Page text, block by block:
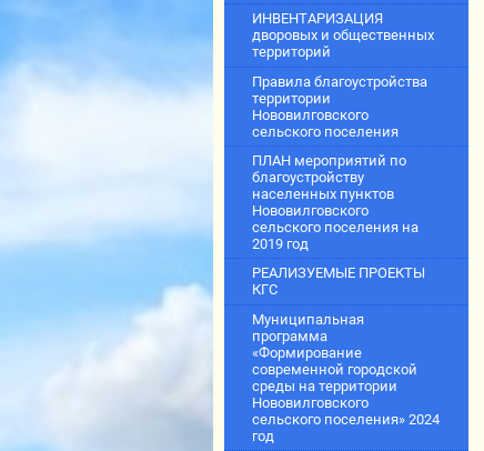
ИНВЕНТАРИЗАЦИЯ
дворовых и общественных
территорий
Правила благоустройства
территории
Нововилговского
сельского поселения
ПЛАН мероприятий по
благоустройству
населенных пунктов
Нововилговского
сельского поселения на
2019 год
РЕАЛИЗУЕМЫЕ ПРОЕКТЫ
КГС
Муниципальная
программа
«Формирование
современной городской
среды на территории
Нововилговского
сельского поселения» 2024
год